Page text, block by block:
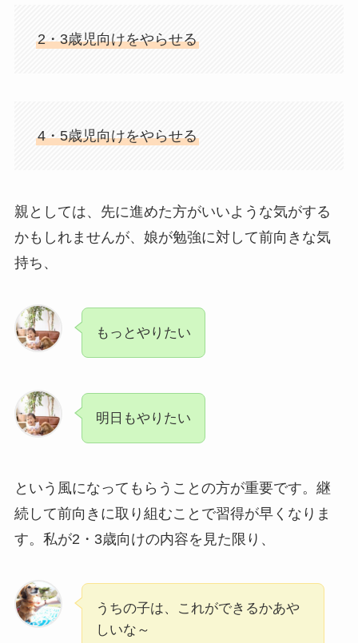
2・3歳児向けをやらせる
4・5歳児向けをやらせる
親としては、先に進めた方がいいような気がする
かもしれませんが、娘が勉強に対して前向きな気
持ち、
もっとやりたい
明日もやりたい
という風になってもらうことの方が重要です。継
続して前向きに取り組むことで習得が早くなりま
す。私が2・3歳向けの内容を見た限り、
うちの子は、これができるかあや
しいな～